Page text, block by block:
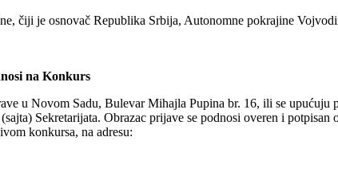
čiji je osnovač Republika Srbija, Autonomne pokrajine
na Konkurs
u Novom Sadu, Bulevar Mihajla Pupina br. 16, ili se upućuju
Sekretarijata. Obrazac prijave se podnosi overen i
konkursa, na adresu: